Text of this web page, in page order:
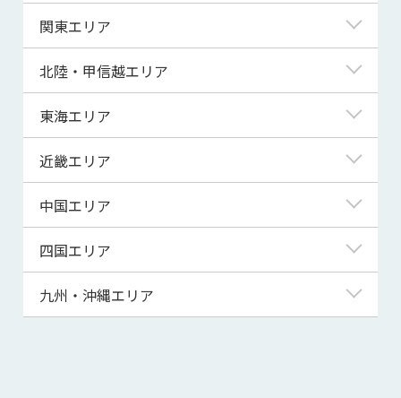
北海道
青森県
宮城県
秋田県
山形県
関東エリア
東京都
神奈川県
埼玉県
千葉県
茨城県
群馬県
北陸・甲信越エリア
新潟県
富山県
福井県
山梨県
長野県
東海エリア
岐阜県
静岡県
三重県
近畿エリア
滋賀県
京都府
大阪府
兵庫県
中国エリア
鳥取県
島根県
四国エリア
徳島県
九州・沖縄エリア